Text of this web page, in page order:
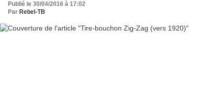
Publié le 30/04/2016 à 17:02
Par Rebel-TB